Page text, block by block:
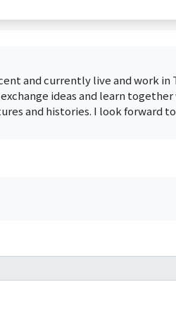
and currently live and work in
ideas and learn
and histories. I look forward